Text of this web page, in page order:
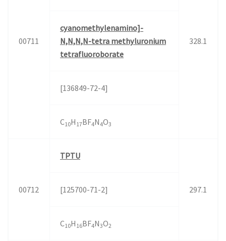
00711 328.1
cyanomethylenamino]-
N,N,N,N-tetra methyluronium
tetrafluoroborate
[136849-72-4]
C10H 17BF4N4O3
00712
TPTU
297.1
[125700-71-2]
C10H 16BF4N3O2